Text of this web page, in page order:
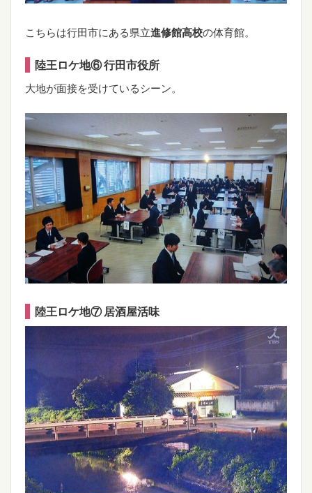
こちらは行田市にある県立進修館高校の体育館。
陸王ロケ地⑥ 行田市役所
大地が面接を受けているシーン。
陸王ロケ地⑦ 居酒屋活味